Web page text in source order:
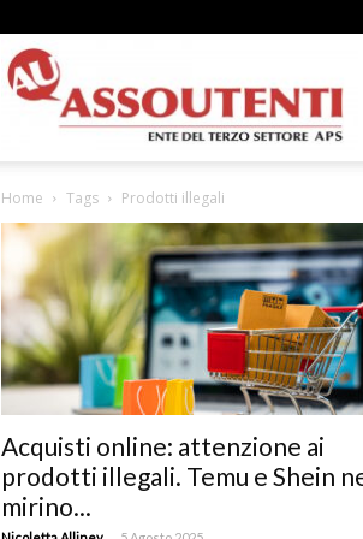
Home Tags Prodotti illegali
Acquisti online: attenzione ai
prodotti illegali. Temu e Shein
mirino...